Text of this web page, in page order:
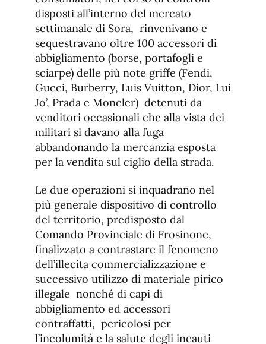
disposti all’interno del mercato
settimanale di Sora, rinvenivano e
sequestravano oltre 100 accessori di
abbigliamento (borse, portafogli e
sciarpe) delle più note griffe (Fendi,
Gucci, Burberry, Luis Vuitton, Dior, Lui
Jo’, Prada e Moncler) detenuti da
venditori occasionali che alla vista dei
militari si davano alla fuga
abbandonando la mercanzia esposta
per la vendita sul ciglio della strada.
Le due operazioni si inquadrano nel
più generale dispositivo di controllo
del territorio, predisposto dal
Comando Provinciale di Frosinone,
finalizzato a contrastare il fenomeno
dell’illecita commercializzazione e
successivo utilizzo di materiale pirico
illegale nonché di capi di
abbigliamento ed accessori
contraffatti, pericolosi per
l’incolumità e la salute degli incauti